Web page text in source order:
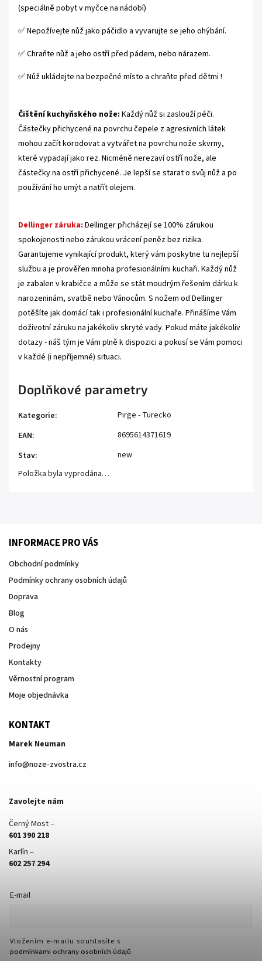
(speciálně pobyt v myčce na nádobí)
✅ Nepožívejte nůž jako páčidlo a vyvarujte se jeho ohýbání.
✅ Chraňte nůž a jeho ostří před pádem, nebo nárazem.
✅ Nůž ukládejte na bezpečné místo a chraňte před dětmi !
Čištění kuchyňského nože: Každý nůž si zaslouží péči.
Částečky přichycené na povrchu čepele z agresivních látek
mohou začít korodovat a vytvářet na povrchu nože skvrny,
které vypadají jako rez. Nicméně nerezaví ostří nože, ale
částečky na ostří přichycené. Je lepší se starat o svůj nůž a po
používání ho umýt a natřít olejem.
Dellinger záruka: Dellinger přicházejí se 100% zárukou
spokojenosti nebo zárukou vrácení peněz bez rizika.
Garantujeme vynikající produkt, který vám poskytne tu nejlepší
službu a je prověřen mnoha profesionálními kuchaři. Každý nůž
je zabalen v krabičce a může se stát moudrým řešením dárku k
narozeninám, svatbě nebo Vánocům. S nožem od Dellinger
potěšíte jak domácí tak i profesionální kuchaře. Přinášíme Vám
doživotní záruku na jakékoliv skryté vady. Pokud máte jakékoliv
dotazy - náš tým je Vám plně k dispozici a pokusí se Vám pomoci
v každé (i nepříjemné) situaci.
Doplňkové parametry
Kategorie:
Pirge - Turecko
EAN:
8695614371619
Stav:
new
Položka byla vyprodána…
INFORMACE PRO VÁS
Obchodní podmínky
Podmínky ochrany osobních údajů
Doprava
Blog
O nás
Prodejny
Kontakty
Věrnostní program
Moje objednávka
KONTAKT
Marek Neuman
info@noze-zvostra.cz
Zavolejte nám
Černý Most –
601 390 218
Karlín –
602 257 294
E-mail
Vložením e-mailu souhlasíte s
podmínkami ochrany osobních údajů